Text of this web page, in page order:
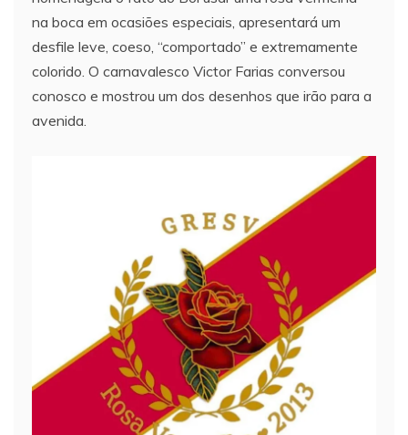
na boca em ocasiões especiais, apresentará um
desfile leve, coeso, “comportado” e extremamente
colorido. O carnavalesco Victor Farias conversou
conosco e mostrou um dos desenhos que irão para a
avenida.